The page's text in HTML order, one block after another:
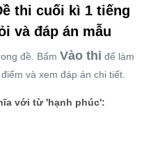
thi cuối kì 1 tiếng
và đáp án mẫu
đề. Bấm Vào thi để làm
và xem đáp án chi tiết.
với từ 'hạnh phúc':